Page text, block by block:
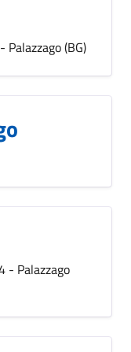
(BG)
- Palazzago